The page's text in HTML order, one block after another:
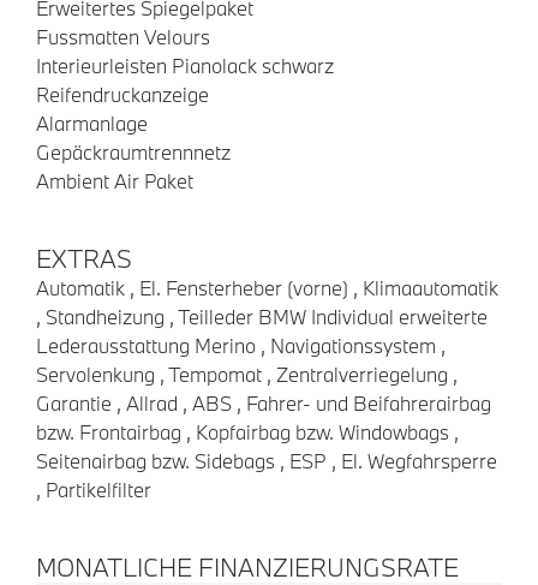
Erweitertes Spiegelpaket
Fussmatten Velours
Interieurleisten Pianolack schwarz
Reifendruckanzeige
Alarmanlage
Gepäckraumtrennnetz
Ambient Air Paket
EXTRAS
Automatik , El. Fensterheber (vorne) , Klimaautomatik
, Standheizung , Teilleder BMW Individual erweiterte
Lederausstattung Merino , Navigationssystem ,
Servolenkung , Tempomat , Zentralverriegelung ,
Garantie , Allrad , ABS , Fahrer- und Beifahrerairbag
bzw. Frontairbag , Kopfairbag bzw. Windowbags ,
Seitenairbag bzw. Sidebags , ESP , El. Wegfahrsperre
, Partikelfilter
MONATLICHE FINANZIERUNGSRATE